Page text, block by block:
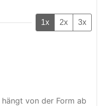
1x 2x 3x
hängt von der Form ab